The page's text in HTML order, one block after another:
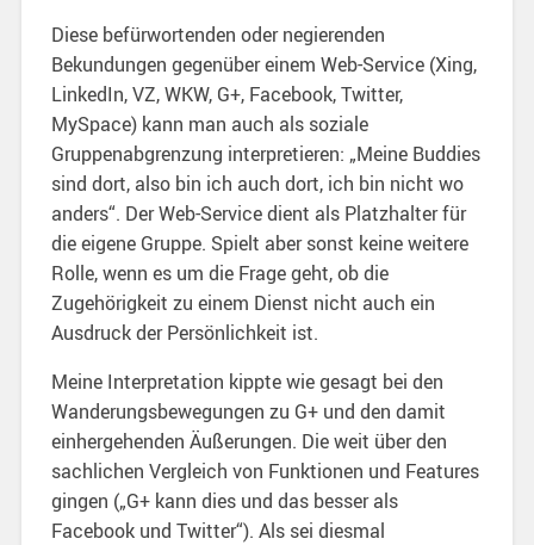
Diese befürwortenden oder negierenden
Bekundungen gegenüber einem Web-Service (Xing,
LinkedIn, VZ, WKW, G+, Facebook, Twitter,
MySpace) kann man auch als soziale
Gruppenabgrenzung interpretieren: „Meine Buddies
sind dort, also bin ich auch dort, ich bin nicht wo
anders“. Der Web-Service dient als Platzhalter für
die eigene Gruppe. Spielt aber sonst keine weitere
Rolle, wenn es um die Frage geht, ob die
Zugehörigkeit zu einem Dienst nicht auch ein
Ausdruck der Persönlichkeit ist.
Meine Interpretation kippte wie gesagt bei den
Wanderungsbewegungen zu G+ und den damit
einhergehenden Äußerungen. Die weit über den
sachlichen Vergleich von Funktionen und Features
gingen („G+ kann dies und das besser als
Facebook und Twitter“). Als sei diesmal